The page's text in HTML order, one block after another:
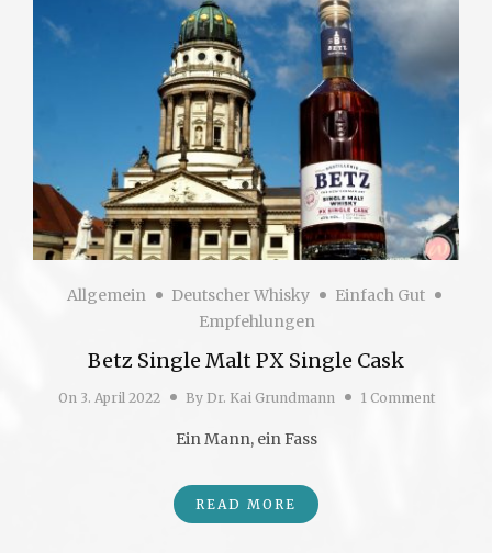
Allgemein Deutscher Whisky
Einfach Gut
Empfehlungen
Betz Single Malt PX Single Cask
On 3. April 2022 By Dr. Kai Grundmann 1 Comment
Ein Mann, ein Fass
READ MORE